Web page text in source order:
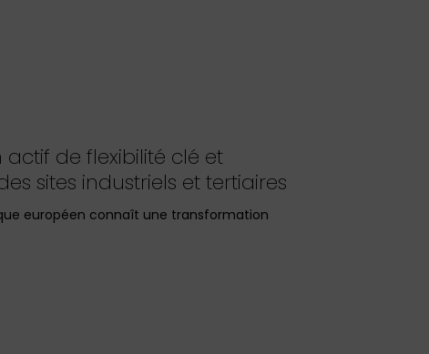
actif de flexibilité clé et
sites industriels et tertiaires
européen connaît une transformation